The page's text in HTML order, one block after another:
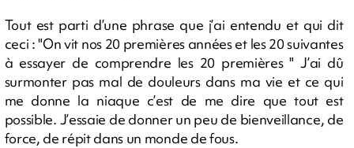
Tout est parti d’une phrase que j’ai entendu et qui dit
ceci : "On vit nos 20 premières années et les 20 suivantes
à essayer de comprendre les 20 premières " J’ai dû
surmonter pas mal de douleurs dans ma vie et ce qui
me donne la niaque c’est de me dire que tout est
possible. J’essaie de donner un peu de bienveillance, de
force, de répit dans un monde de fous.